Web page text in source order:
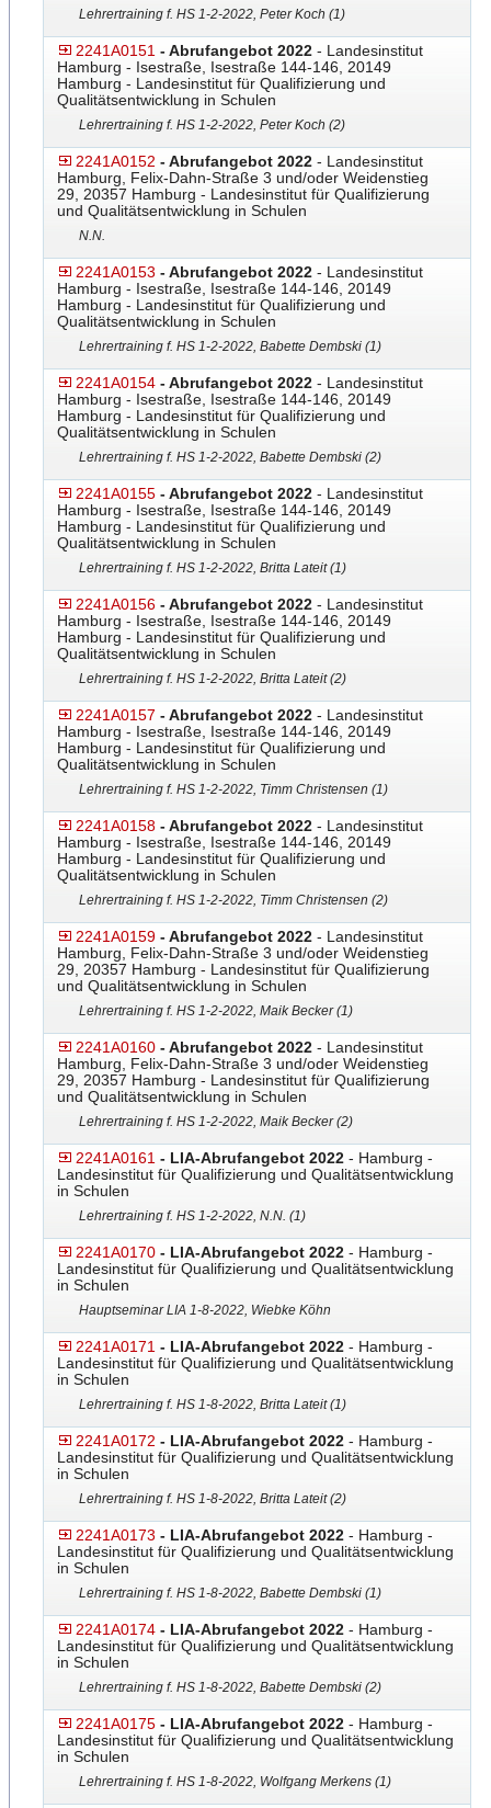
Lehrertraining f. HS 1-2-2022, Peter Koch (1)
2241A0151 - Abrufangebot 2022 - Landesinstitut
Hamburg - Isestraße, Isestraße 144-146, 20149
Hamburg - Landesinstitut für Qualifizierung und
Qualitätsentwicklung in Schulen
Lehrertraining f. HS 1-2-2022, Peter Koch (2)
2241A0152 - Abrufangebot 2022 - Landesinstitut
Hamburg, Felix-Dahn-Straße 3 und/oder Weidenstieg
29, 20357 Hamburg - Landesinstitut für Qualifizierung
und Qualitätsentwicklung in Schulen
N.N.
2241A0153 - Abrufangebot 2022 - Landesinstitut
Hamburg - Isestraße, Isestraße 144-146, 20149
Hamburg - Landesinstitut für Qualifizierung und
Qualitätsentwicklung in Schulen
Lehrertraining f. HS 1-2-2022, Babette Dembski (1)
2241A0154 - Abrufangebot 2022 - Landesinstitut
Hamburg - Isestraße, Isestraße 144-146, 20149
Hamburg - Landesinstitut für Qualifizierung und
Qualitätsentwicklung in Schulen
Lehrertraining f. HS 1-2-2022, Babette Dembski (2)
2241A0155 - Abrufangebot 2022 - Landesinstitut
Hamburg - Isestraße, Isestraße 144-146, 20149
Hamburg - Landesinstitut für Qualifizierung und
Qualitätsentwicklung in Schulen
Lehrertraining f. HS 1-2-2022, Britta Lateit (1)
2241A0156 - Abrufangebot 2022 - Landesinstitut
Hamburg - Isestraße, Isestraße 144-146, 20149
Hamburg - Landesinstitut für Qualifizierung und
Qualitätsentwicklung in Schulen
Lehrertraining f. HS 1-2-2022, Britta Lateit (2)
2241A0157 - Abrufangebot 2022 - Landesinstitut
Hamburg - Isestraße, Isestraße 144-146, 20149
Hamburg - Landesinstitut für Qualifizierung und
Qualitätsentwicklung in Schulen
Lehrertraining f. HS 1-2-2022, Timm Christensen (1)
2241A0158 - Abrufangebot 2022 - Landesinstitut
Hamburg - Isestraße, Isestraße 144-146, 20149
Hamburg - Landesinstitut für Qualifizierung und
Qualitätsentwicklung in Schulen
Lehrertraining f. HS 1-2-2022, Timm Christensen (2)
2241A0159 - Abrufangebot 2022 - Landesinstitut
Hamburg, Felix-Dahn-Straße 3 und/oder Weidenstieg
29, 20357 Hamburg - Landesinstitut für Qualifizierung
und Qualitätsentwicklung in Schulen
Lehrertraining f. HS 1-2-2022, Maik Becker (1)
2241A0160 - Abrufangebot 2022 - Landesinstitut
Hamburg, Felix-Dahn-Straße 3 und/oder Weidenstieg
29, 20357 Hamburg - Landesinstitut für Qualifizierung
und Qualitätsentwicklung in Schulen
Lehrertraining f. HS 1-2-2022, Maik Becker (2)
2241A0161 - LIA-Abrufangebot 2022 - Hamburg -
Landesinstitut für Qualifizierung und Qualitätsentwicklung
in Schulen
Lehrertraining f. HS 1-2-2022, N.N. (1)
2241A0170 - LIA-Abrufangebot 2022 - Hamburg -
Landesinstitut für Qualifizierung und Qualitätsentwicklung
in Schulen
Hauptseminar LIA 1-8-2022, Wiebke Köhn
2241A0171 - LIA-Abrufangebot 2022 - Hamburg -
Landesinstitut für Qualifizierung und Qualitätsentwicklung
in Schulen
Lehrertraining f. HS 1-8-2022, Britta Lateit (1)
2241A0172 - LIA-Abrufangebot 2022 - Hamburg -
Landesinstitut für Qualifizierung und Qualitätsentwicklung
in Schulen
Lehrertraining f. HS 1-8-2022, Britta Lateit (2)
2241A0173 - LIA-Abrufangebot 2022 - Hamburg -
Landesinstitut für Qualifizierung und Qualitätsentwicklung
in Schulen
Lehrertraining f. HS 1-8-2022, Babette Dembski (1)
2241A0174 - LIA-Abrufangebot 2022 - Hamburg -
Landesinstitut für Qualifizierung und Qualitätsentwicklung
in Schulen
Lehrertraining f. HS 1-8-2022, Babette Dembski (2)
2241A0175 - LIA-Abrufangebot 2022 - Hamburg -
Landesinstitut für Qualifizierung und Qualitätsentwicklung
in Schulen
Lehrertraining f. HS 1-8-2022, Wolfgang Merkens (1)